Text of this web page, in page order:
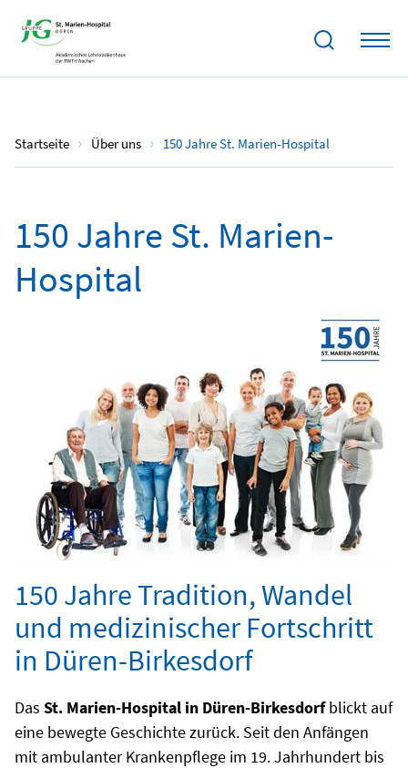
Startseite Über uns 150 Jahre St. Marien-Hospital
150 Jahre St. Marien-
Hospital
150 Jahre Tradition, Wandel
und medizinischer Fortschritt
in Düren-Birkesdorf
Das St. Marien-Hospital in Düren-Birkesdorfblickt auf
eine bewegte Geschichte zurück. Seit den Anfängen
mit ambulanter Krankenpflege im 19. Jahrhundert bis